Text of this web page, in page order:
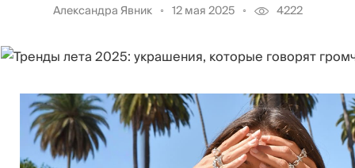
Александра Явник 12 мая 2025 4222